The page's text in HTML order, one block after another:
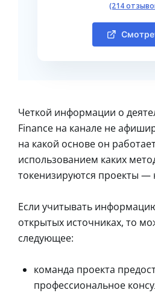
(214
Четкой информации о
Finance на канале не
на какой основе он
использованием каких
токенизируются проекты —
Если учитывать
открытых источниках, то
следующее:
команда проекта
профессиональное